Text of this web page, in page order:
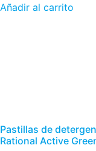
Añadir al carrito
Pastillas de
Rational Active